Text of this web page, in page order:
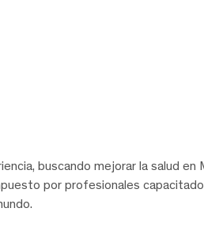
buscando mejorar la salud en
por profesionales